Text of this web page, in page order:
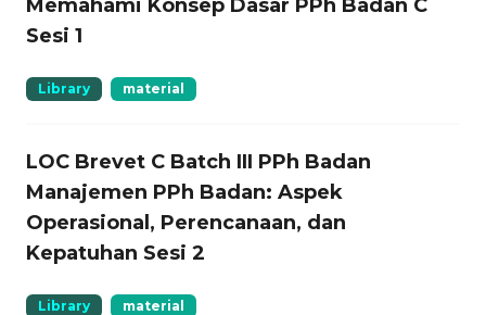
Memahami Konsep Dasar PPh Badan C
Sesi 1
Library material
LOC Brevet C Batch III PPh Badan
Manajemen PPh Badan: Aspek
Operasional, Perencanaan, dan
Kepatuhan Sesi 2
Library material